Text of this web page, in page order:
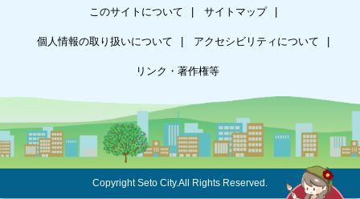
このサイトについて サイトマップ
個人情報の取り扱いについて アクセシビリティについて
リンク・著作権等
Copyright Seto City.All Rights Reserved.